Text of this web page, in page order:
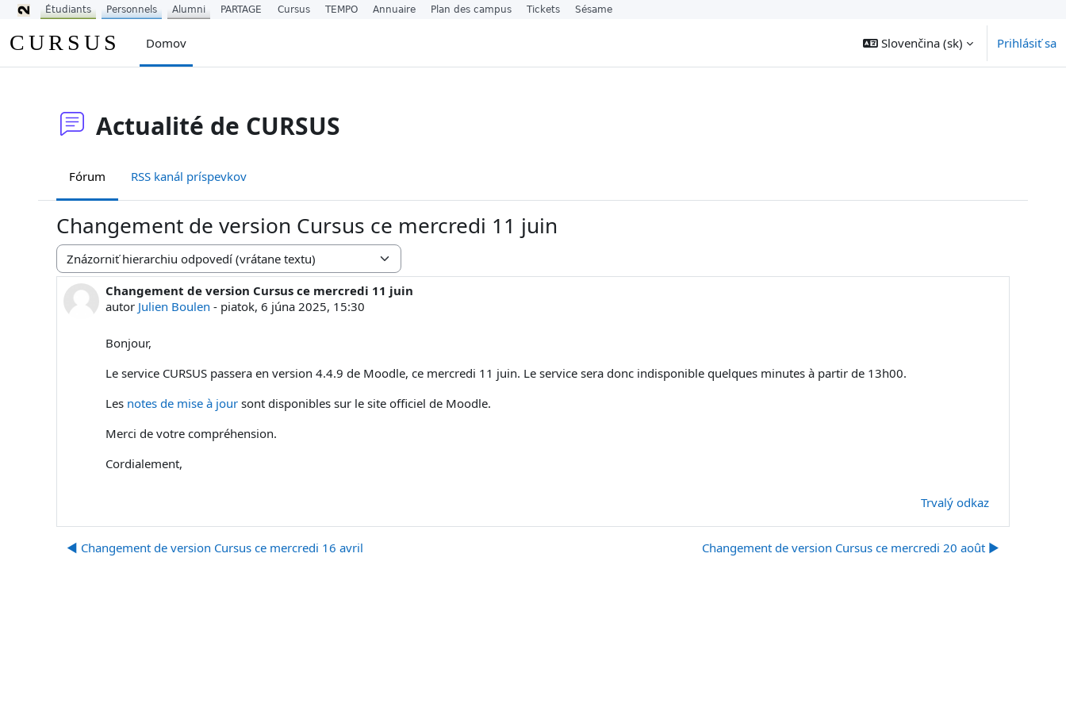
CURSUS Domov Slovenčina ‎(sk)‎ Prihlásiť sa
Actualité de CURSUS
Fórum RSS kanál príspevkov
Changement de version Cursus ce mercredi 11 juin
Mód zobrazenia
Changement de version Cursus ce mercredi 11 juin
autor Julien Boulen - piatok, 6 júna 2025, 15:30
Počet odpovedí: 0
Bonjour,
Le service CURSUS passera en version 4.4.9 de Moodle, ce mercredi 11 juin. Le service sera donc indisponible quelques minutes à partir de 13h00.
Les notes de mise à jour sont disponibles sur le site officiel de Moodle.
Merci de votre compréhension.
Cordialement,
Trvalý odkaz
◀︎ Changement de version Cursus ce mercredi 16 avril Changement de version Cursus ce mercredi 20 août ▶︎
Étudiants Personnels Alumni PARTAGE Cursus TEMPO Annuaire Plan des campus Tickets Sésame